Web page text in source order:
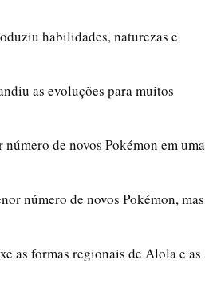
habilidades, naturezas e
as evoluções para muitos
de novos Pokémon em uma
número de novos Pokémon, mas
as formas regionais de Alola e as